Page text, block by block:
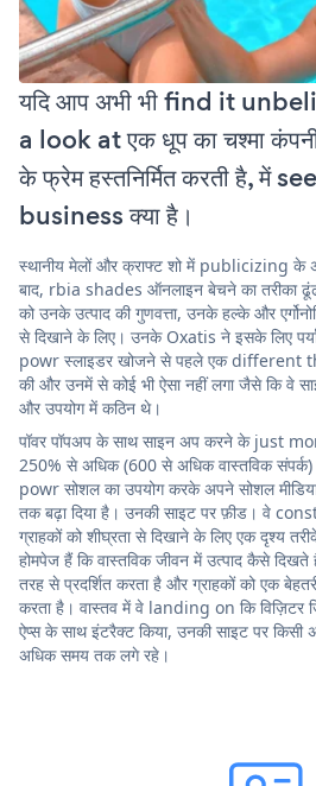
यदि आप अभी भी find it
a look at एक धूप का चश्मा
के फ्रेम हस्तनिर्मित करती है, में
business क्या है।
स्थानीय मेलों और क्राफ्ट शो में publicizing के
बाद, rbia shades ऑनलाइन बेचने का तरीका
को उनके उत्पाद की गुणवत्ता, उनके हल्के और
से दिखाने के लिए। उनके Oxatis ने इसके लिए
powr स्लाइडर खोजने से पहले एक different
की और उनमें से कोई भी ऐसा नहीं लगा जैसे कि वे
और उपयोग में कठिन थे।
पॉवर पॉपअप के साथ साइन अप करने के just
250% से अधिक (600 से अधिक वास्तविक
powr सोशल का उपयोग करके अपने सोशल
तक बढ़ा दिया है। उनकी साइट पर फ़ीड। वे
ग्राहकों को शीघ्रता से दिखाने के लिए एक दृश्य
होमपेज हैं कि वास्तविक जीवन में उत्पाद कैसे
तरह से प्रदर्शित करता है और ग्राहकों को एक
करता है। वास्तव में वे landing on कि विज़िटर
ऐप्स के साथ इंटरैक्ट किया, उनकी साइट पर किसी
अधिक समय तक लगे रहे।